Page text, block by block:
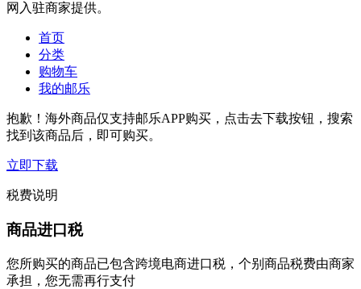
网入驻商家提供。
首页
分类
购物车
我的邮乐
抱歉！海外商品仅支持邮乐APP购买，点击去下载按钮，搜索
找到该商品后，即可购买。
立即下载
税费说明
商品进口税
您所购买的商品已包含跨境电商进口税，个别商品税费由商家
承担，您无需再行支付